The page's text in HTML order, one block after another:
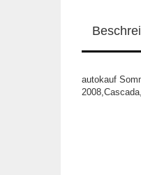
autokauf